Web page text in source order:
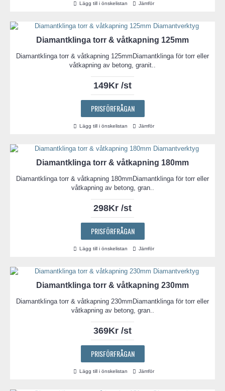
Lägg till i önskelistan Jämför
Diamantklinga torr & våtkapning 125mm
Diamantklinga torr & våtkapning 125mmDiamantklinga för torr eller
våtkapning av betong, granit..
149Kr /st
PRISFÖRFRÅGAN
Lägg till i önskelistan Jämför
Diamantklinga torr & våtkapning 180mm
Diamantklinga torr & våtkapning 180mmDiamantklinga för torr eller
våtkapning av betong, gran..
298Kr /st
PRISFÖRFRÅGAN
Lägg till i önskelistan Jämför
Diamantklinga torr & våtkapning 230mm
Diamantklinga torr & våtkapning 230mmDiamantklinga för torr eller
våtkapning av betong, gran..
369Kr /st
PRISFÖRFRÅGAN
Lägg till i önskelistan Jämför